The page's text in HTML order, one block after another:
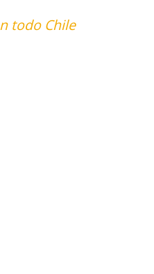
todo Chile